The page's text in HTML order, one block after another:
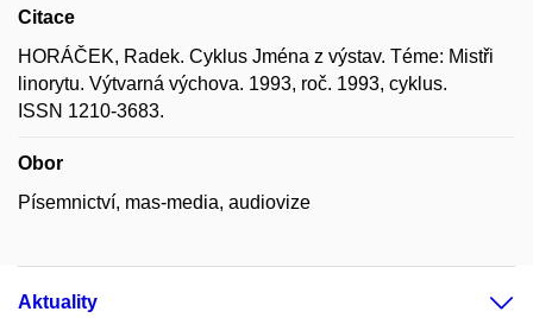
Citace
HORÁČEK, Radek. Cyklus Jména z výstav. Téme: Mistři
linorytu. Výtvarná výchova. 1993, roč. 1993, cyklus.
ISSN 1210-3683.
Obor
Písemnictví, mas-media, audiovize
Aktuality